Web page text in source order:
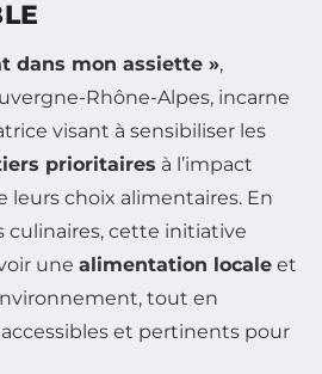
dans mon assiette »,
Rhône-Alpes, incarne
visant à sensibiliser les
prioritaires à l’impact
choix alimentaires. En
culinaires, cette initiative
une alimentation locale et
tout en
et pertinents pour